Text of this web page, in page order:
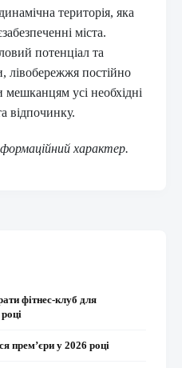
територія, яка
міста.
потенціал та
лівобережжя постійно
усі необхідні
відпочинку.
характер.
фітнес-клуб для
прем’єри у 2026 році